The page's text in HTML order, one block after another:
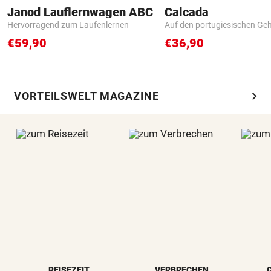
Janod Lauflernwagen ABC
Hervorragend zum Laufenlernen
€59,90
Calcada
Auf den portugiesischen
€36,90
VORTEILSWELT MAGAZINE chevron_right